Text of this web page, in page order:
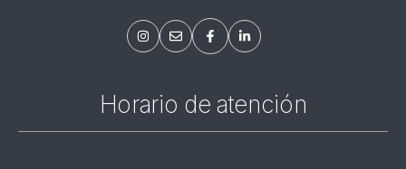
Horario de atención